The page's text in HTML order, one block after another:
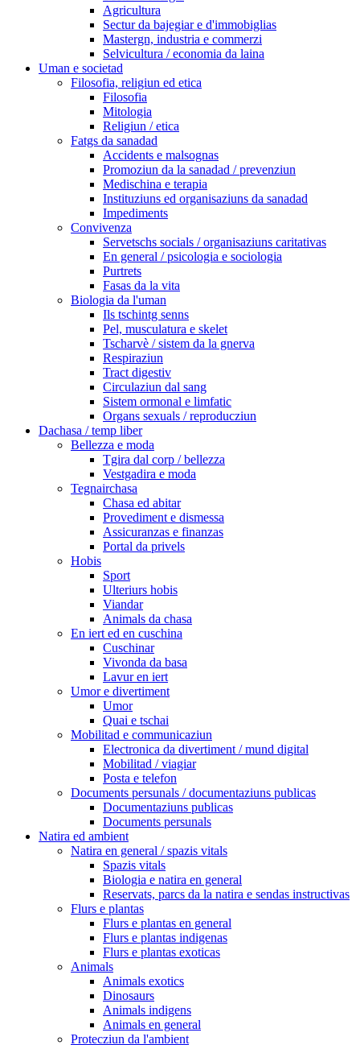
Agricultura
Sectur da bajegiar e d'immobiglias
Mastergn, industria e commerzi
Selvicultura / economia da laina
Uman e societad
Filosofia, religiun ed etica
Filosofia
Mitologia
Religiun / etica
Fatgs da sanadad
Accidents e malsognas
Promoziun da la sanadad / prevenziun
Medischina e terapia
Instituziuns ed organisaziuns da sanadad
Impediments
Convivenza
Servetschs socials / organisaziuns caritativas
En general / psicologia e sociologia
Purtrets
Fasas da la vita
Biologia da l'uman
Ils tschintg senns
Pel, musculatura e skelet
Tscharvè / sistem da la gnerva
Respiraziun
Tract digestiv
Circulaziun dal sang
Sistem ormonal e limfatic
Organs sexuals / reproducziun
Dachasa / temp liber
Bellezza e moda
Tgira dal corp / bellezza
Vestgadira e moda
Tegnairchasa
Chasa ed abitar
Provediment e dismessa
Assicuranzas e finanzas
Portal da privels
Hobis
Sport
Ulteriurs hobis
Viandar
Animals da chasa
En iert ed en cuschina
Cuschinar
Vivonda da basa
Lavur en iert
Umor e divertiment
Umor
Quai e tschai
Mobilitad e communicaziun
Electronica da divertiment / mund digital
Mobilitad / viagiar
Posta e telefon
Documents persunals / documentaziuns publicas
Documentaziuns publicas
Documents persunals
Natira ed ambient
Natira en general / spazis vitals
Spazis vitals
Biologia e natira en general
Reservats, parcs da la natira e sendas instructivas
Flurs e plantas
Flurs e plantas en general
Flurs e plantas indigenas
Flurs e plantas exoticas
Animals
Animals exotics
Dinosaurs
Animals indigens
Animals en general
Protecziun da l'ambient